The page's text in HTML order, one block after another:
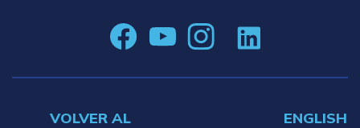
VOLVER AL
ENGLISH